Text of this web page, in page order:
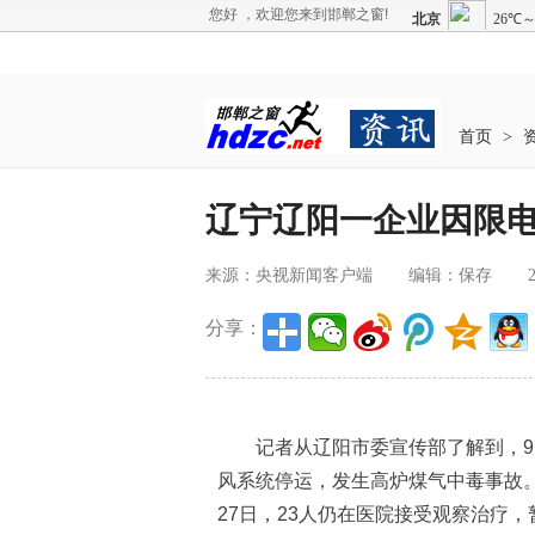
您好 ，欢迎您来到邯郸之窗!
首页 >
辽宁辽阳一企业因限
来源：央视新闻客户端 编辑：保存
分享：
记者从辽阳市委宣传部了解到，9
风系统停运，发生高炉煤气中毒事
27日，23人仍在医院接受观察治疗，